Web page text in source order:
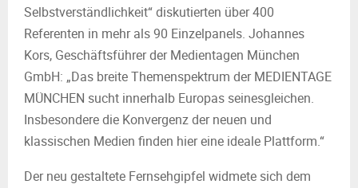
Selbstverständlichkeit“ diskutierten über 400
Referenten in mehr als 90 Einzelpanels. Johannes
Kors, Geschäftsführer der Medientagen München
GmbH: „Das breite Themenspektrum der MEDIENTAGE
MÜNCHEN sucht innerhalb Europas seinesgleichen.
Insbesondere die Konvergenz der neuen und
klassischen Medien finden hier eine ideale Plattform.“
Der neu gestaltete Fernsehgipfel widmete sich dem